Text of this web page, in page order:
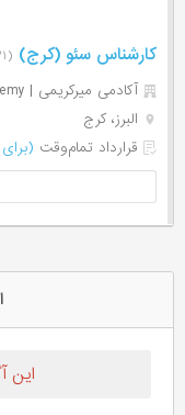
کارشناس سئو (کرج) (۳۱ روز پیش)
آکادمی میرکریمی | Mirkarimi Academy
البرز، کرج
قرارداد تمام‌وقت
این